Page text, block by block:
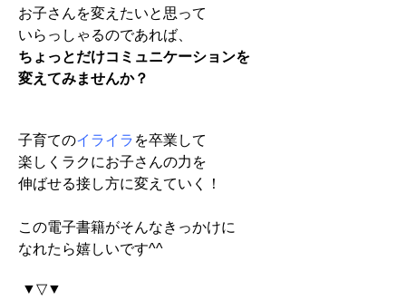
お子さんを変えたいと思って
いらっしゃるのであれば、
ちょっとだけコミュニケーションを
変えてみませんか？
子育てのイライラ を卒業して
楽しくラクにお子さんの力を
伸ばせる接し方に変えていく！
この電子書籍がそんなきっかけに
なれたら嬉しいです^^
▼▽▼